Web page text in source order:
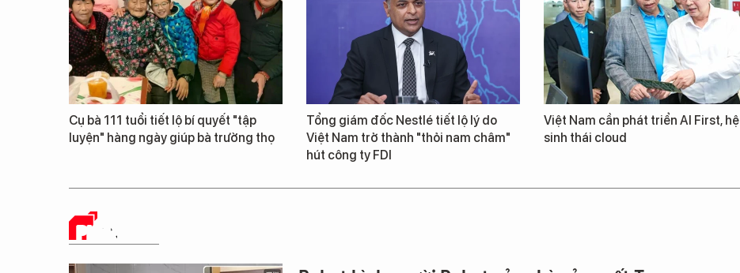
Cụ bà 111 tuổi tiết lộ bí quyết "tập
luyện" hàng ngày giúp bà trường thọ
Tổng giám đốc Nestlé tiết lộ lý do
Việt Nam trở thành "thỏi nam châm"
hút công ty FDI
Việt Nam cần phát triển AI First, hệ
sinh thái cloud
PHÂN TÍCH